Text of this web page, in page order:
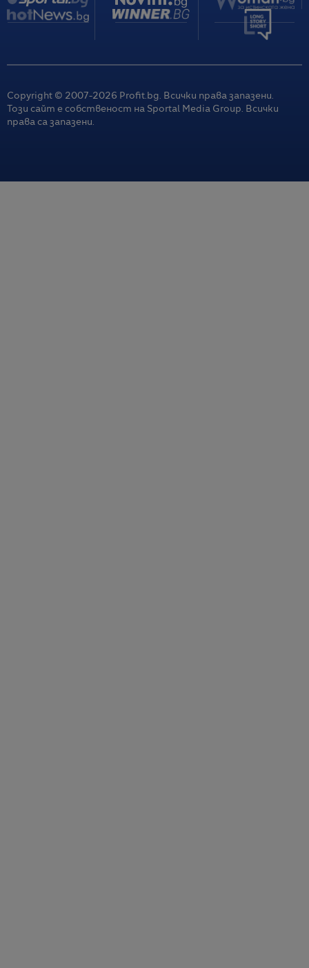
Copyright © 2007-2026 Profit.bg. Всички права запазени.
Този сайт е собственост на Sportal Media Group. Всички
права са запазени.